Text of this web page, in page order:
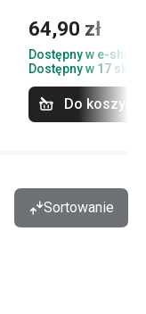
64,90 zł
Dostępny w e-
Dostępny w 17
Do koszyka
Sortowanie